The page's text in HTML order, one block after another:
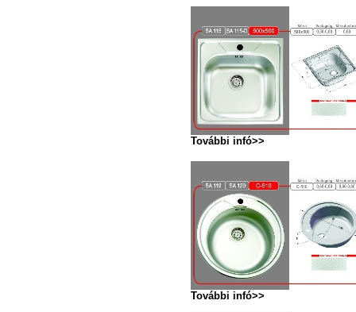
További infó>>
További infó>>